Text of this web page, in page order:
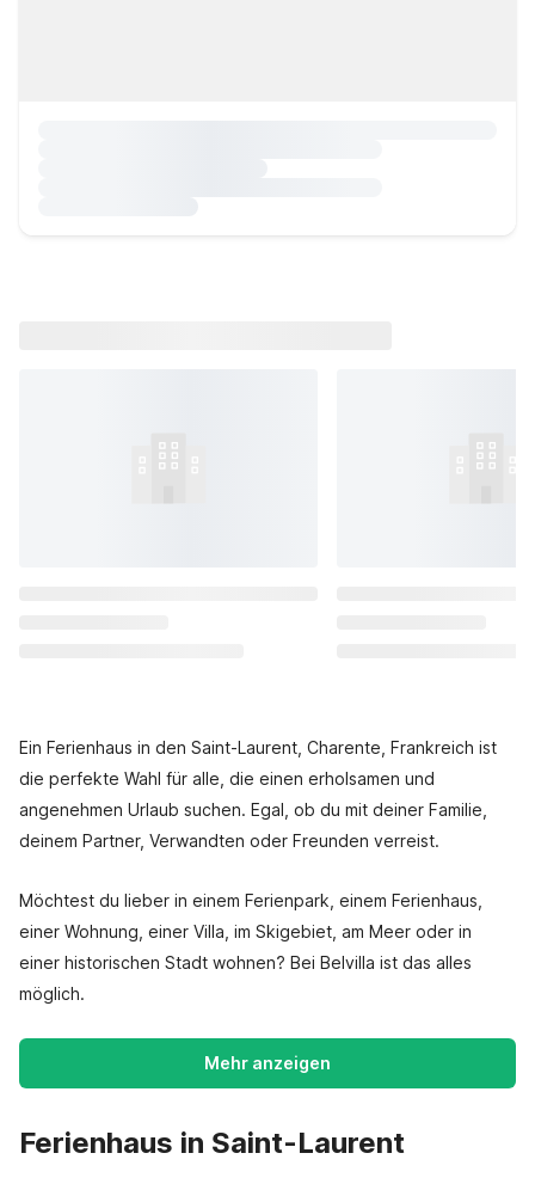
Ein Ferienhaus in den Saint-Laurent, Charente, Frankreich ist
die perfekte Wahl für alle, die einen erholsamen und
angenehmen Urlaub suchen. Egal, ob du mit deiner Familie,
deinem Partner, Verwandten oder Freunden verreist.
Möchtest du lieber in einem Ferienpark, einem Ferienhaus,
einer Wohnung, einer Villa, im Skigebiet, am Meer oder in
einer historischen Stadt wohnen? Bei Belvilla ist das alles
möglich.
Mehr anzeigen
Ferienhaus in Saint-Laurent